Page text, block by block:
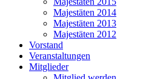
Majestäten 2014
Majestäten 2013
Majestäten 2012
Vorstand
Veranstaltungen
Mitglieder